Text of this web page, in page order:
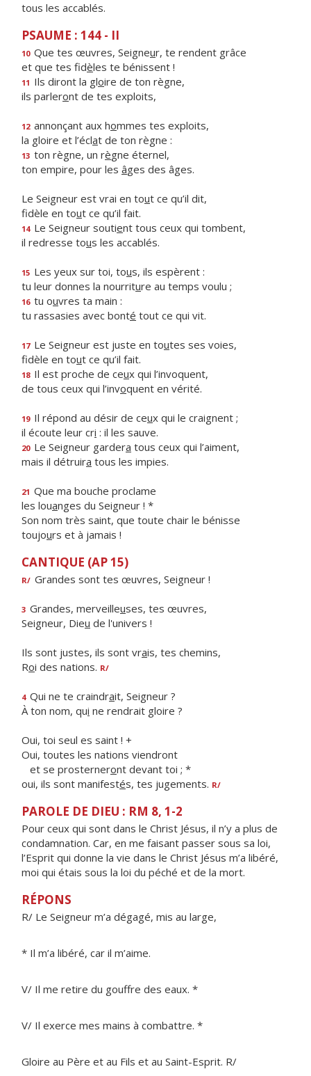
tous les accablés.
PSAUME : 144 - II
10 Que tes œuvres, Seigneur, te rendent grâce
et que tes fidèles te bénissent !
11 Ils diront la gloire de ton règne,
ils parleront de tes exploits,
12 annonçant aux hommes tes exploits,
la gloire et l’éclat de ton règne :
13 ton règne, un règne éternel,
ton empire, pour les âges des âges.
Le Seigneur est vrai en tout ce qu’il dit,
fidèle en tout ce qu’il fait.
14 Le Seigneur soutient tous ceux qui tombent,
il redresse tous les accablés.
15 Les yeux sur toi, tous, ils espèrent :
tu leur donnes la nourriture au temps voulu ;
16 tu ouvres ta main :
tu rassasies avec bonté tout ce qui vit.
17 Le Seigneur est juste en toutes ses voies,
fidèle en tout ce qu’il fait.
18 Il est proche de ceux qui l’invoquent,
de tous ceux qui l’invoquent en vérité.
19 Il répond au désir de ceux qui le craignent ;
il écoute leur cri : il les sauve.
20 Le Seigneur gardera tous ceux qui l’aiment,
mais il détruira tous les impies.
21 Que ma bouche proclame
les louanges du Seigneur ! *
Son nom très saint, que toute chair le bénisse
toujours et à jamais !
CANTIQUE (AP 15)
R/ Grandes sont tes œuvres, Seigneur !
3 Grandes, merveilleuses, tes œuvres,
Seigneur, Dieu de l'univers !
Ils sont justes, ils sont vrais, tes chemins,
Roi des nations. R/
4 Qui ne te craindrait, Seigneur ?
À ton nom, qui ne rendrait gloire ?
Oui, toi seul es saint ! +
Oui, toutes les nations viendront
et se prosterneront devant toi ; *
oui, ils sont manifestés, tes jugements. R/
PAROLE DE DIEU : RM 8, 1-2
Pour ceux qui sont dans le Christ Jésus, il n’y a plus de
condamnation. Car, en me faisant passer sous sa loi,
l’Esprit qui donne la vie dans le Christ Jésus m’a libéré,
moi qui étais sous la loi du péché et de la mort.
RÉPONS
R/ Le Seigneur m’a dégagé, mis au large,
* Il m’a libéré, car il m’aime.
V/ Il me retire du gouffre des eaux. *
V/ Il exerce mes mains à combattre. *
Gloire au Père et au Fils et au Saint-Esprit. R/